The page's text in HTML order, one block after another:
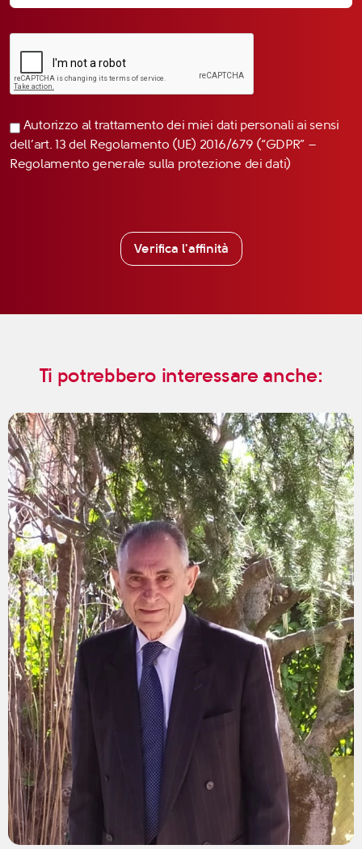
Autorizzo al trattamento dei miei dati personali ai sensi
dell’art. 13 del Regolamento (UE) 2016/679 (“GDPR” –
Regolamento generale sulla protezione dei dati)
Verifica l'affinità
Ti potrebbero interessare anche: